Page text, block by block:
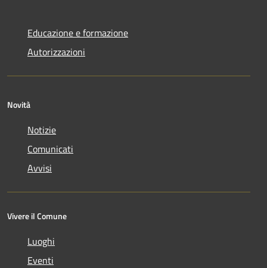
Educazione e formazione
Autorizzazioni
Novità
Notizie
Comunicati
Avvisi
Vivere il Comune
Luoghi
Eventi